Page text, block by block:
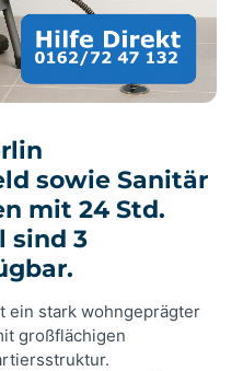
sowie Sanitär
mit 24 Std.
sind 3
ein stark wohngeprägter
großflächigen